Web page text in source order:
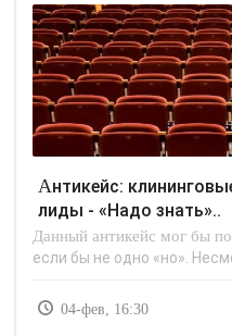
Антикейс: клининговые услуги и нецелевые
лиды - «Надо знать»..
Данный антикейс мог бы
если бы не одно «но».
04-фев, 16:30